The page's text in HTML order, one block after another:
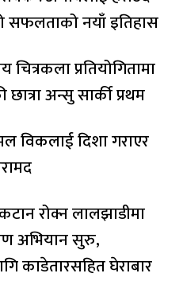
सफलताको नयाँ इतिहास
चित्रकला प्रतियोगितामा
अन्सु सार्की प्रथम
विकलाई दिशा गराएर
रोक्न लालझाडीमा
अभियान सुरु,
काडेतारसहित घेराबार